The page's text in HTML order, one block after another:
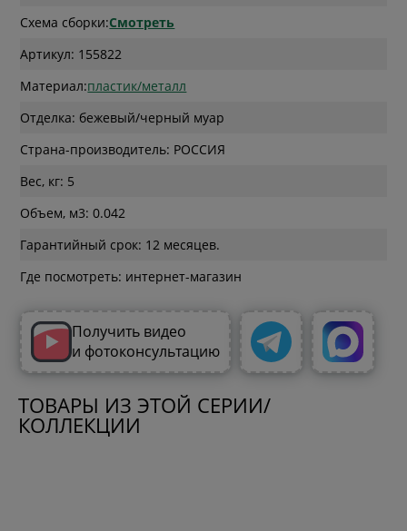
Схема сборки:Смотреть
Артикул: 155822
Материал:пластик/металл
Отделка: бежевый/черный муар
Страна-производитель: РОССИЯ
Вес, кг: 5
Объем, м3: 0.042
Гарантийный срок: 12 месяцев.
Где посмотреть: интернет-магазин
Получить видео
и фотоконсультацию
ТОВАРЫ ИЗ ЭТОЙ СЕРИИ/
КОЛЛЕКЦИИ